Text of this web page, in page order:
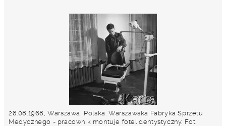
28.08.1968, Warszawa, Polska. Warszawska Fabryka Sprzętu
Medycznego - pracownik montuje fotel dentystyczny. Fot.